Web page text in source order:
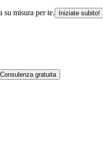
su misura per te. Iniziate subito!
Consulenza gratuita